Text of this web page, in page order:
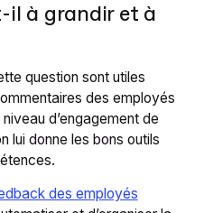
il à grandir et à
question sont utiles
des employés
d’engagement de
lui donne les bons outils
des employés